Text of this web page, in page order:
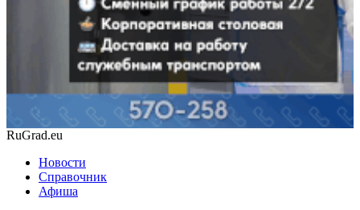
RuGrad.eu
Новости
Справочник
Афиша